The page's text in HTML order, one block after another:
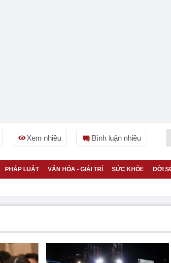
Xem nhiều Bình luận nhiều
PHÁP LUẬT VĂN HÓA - GIẢI TRÍ SỨC KHỎE ĐỜI